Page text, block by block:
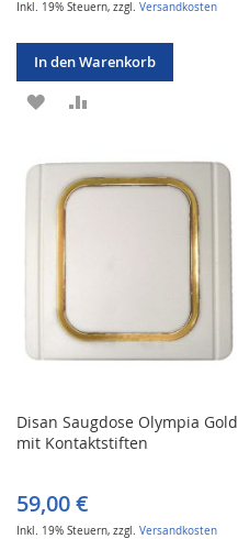
Inkl. 19% Steuern, zzgl. Versandkosten
In den Warenkorb
ZUR
HINZUFÜGEN
HINZUFÜGEN
Disan Saugdose Olympia Gold
mit Kontaktstiften
59,00 €
Inkl. 19% Steuern, zzgl. Versandkosten